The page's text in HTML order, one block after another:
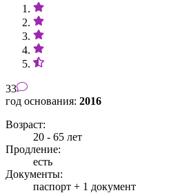
33
год основания: 2016
Возраст:
20 - 65 лет
Продление:
есть
Документы:
паспорт + 1 документ